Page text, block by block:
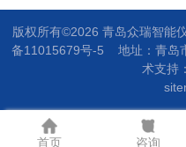
版权所有©2026 青岛众瑞智
备11015679号-5
地址：青岛
术支持：
首页 咨询